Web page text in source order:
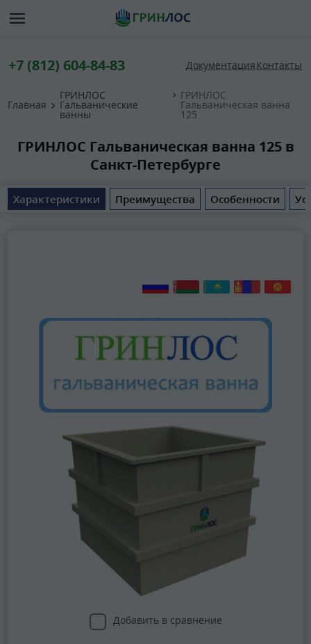
+7 (812) 604-84-83 ДокументацияКонтакты
Главная
ГРИНЛОС
Гальванические
ванны
ГРИНЛОС
Гальваническая ванна
125
ГРИНЛОС Гальваническая ванна 125 в
Санкт-Петербурге
Характеристики Преимущества Особенности
Добавить в сравнение